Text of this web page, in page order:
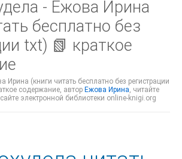
- Ежова Ирина
бесплатно без
txt) 📗 краткое
Ирина (книги читать бесплатно без регистрации
содержание, автор Ежова Ирина, читайте
электронной библиотеки online-knigi.org